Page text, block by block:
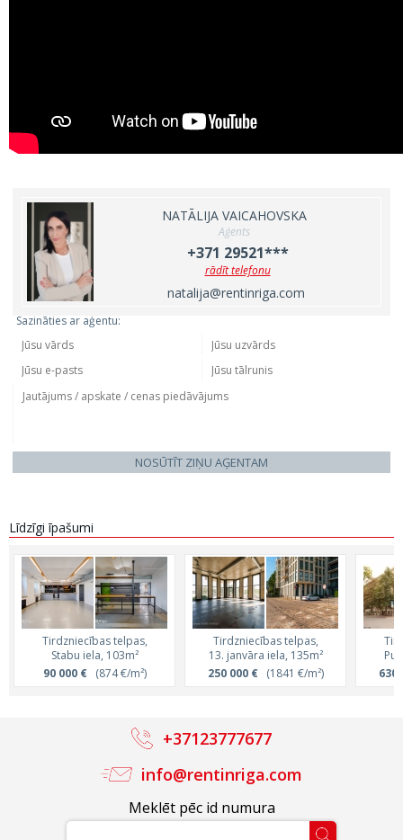
NATĀLIJA VAICAHOVSKA
Aģents
+371 29521***
rādīt telefonu
natalija@rentinriga.com
Sazināties ar aģentu:
NOSŪTĪT ZIŅU AĢENTAM
Līdzīgi īpašumi
Tirdzniecības telpas,
Stabu iela, 103m²
90 000 €(874 €/m²)
Tirdzniecības telpas,
13. janvāra iela, 135m²
250 000 €(1841 €/m²)
630
Meklēt pēc id numura
info@rentinriga.com
+37123777677